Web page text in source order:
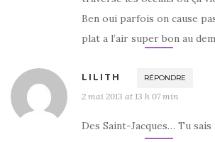
Ben oui parfois on cause
plat a l’air super bon au
LILITH RÉPONDRE
2 mai 2013 at 13 h 07 min
Des Saint-Jacques… Tu